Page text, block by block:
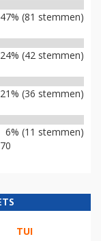
47% (81 stemmen)
24% (42 stemmen)
21% (36 stemmen)
6% (11 stemmen)
TUI